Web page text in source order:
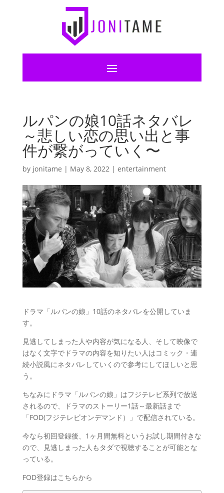
ルパンの娘10話ネタバレ
～悲しい恋の思い出と事
件が繋がっていく〜
by jonitame | May 8, 2022| entertainment
ドラマ「ルパンの娘」10話のネタバレを公開していま
す。
見逃してしまった人や内容が気になる人、そして映像で
はなく文字でドラマの内容を知りたい人はコミック・連
続小説風にネタバレしていくので参考にしてほしいと思
う。
ちなみにドラマ「ルパンの娘」はフジテレビ系列で放送
されるので、ドラマのストーリー1話～最新話まで
「FOD(フジテレビオンデマンド）」で配信されている。
今なら初回登録後、1ヶ月間無料というお試し期間付きな
ので、見逃しまった人もタダで視聴することが可能とな
っている。
FOD登録はこちらから